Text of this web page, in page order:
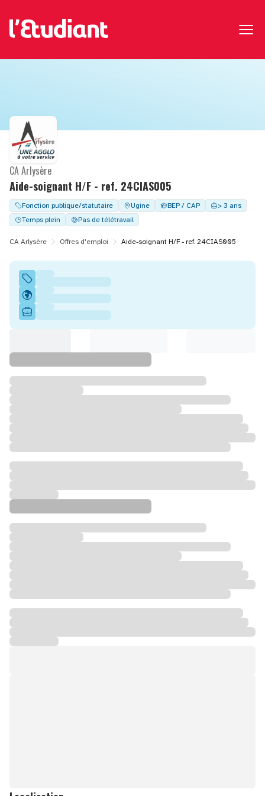
Aide-soignant H/F - ref. 24CIAS005
CA Arlysère
Fonction publique/statutaire Ugine BEP / CAP
> 3 ans
Temps plein
Pas de télétravail
CA Arlysère Offres d'emploi Aide-soignant H/F - ref. 24CIAS005